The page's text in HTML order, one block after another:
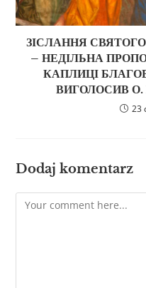
ЗІСЛАННЯ
– НЕДІЛЬНА
КАПЛИЦІ
ВИГОЛОСИВ
23
Dodaj komentarz